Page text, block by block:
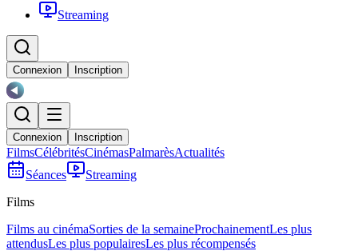
Streaming
Connexion Inscription
Connexion Inscription
FilmsCélébritésCinémasPalmarèsActualités
Séances
Streaming
Films
Films au cinémaSorties de la semaineProchainementLes plus
attendusLes plus populairesLes plus récompensés